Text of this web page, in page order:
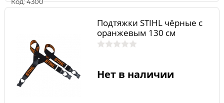
Подтяжки STIHL чёрные с
оранжевым 130 см
Нет в наличии